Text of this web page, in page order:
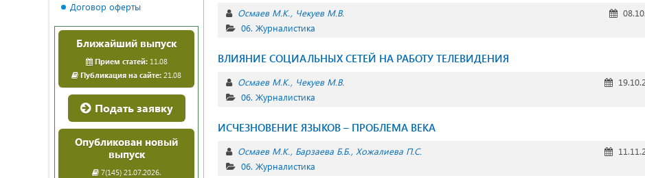
Осмаев М.К. Чекуев М.В.
06. Журналистика
ВЛИЯНИЕ СОЦИАЛЬНЫХ СЕТЕЙ НА РАБОТУ ТЕЛЕВИДЕНИЯ
Осмаев М.К. Чекуев М.В.
06. Журналистика
ИСЧЕЗНОВЕНИЕ ЯЗЫКОВ – ПРОБЛЕМА ВЕКА
Осмаев М.К. Барзаева Б.Б. Хожалиева П.С.
06. Журналистика
Договор оферты
Ближайший выпуск
Прием статей:11.08
Публикация на сайте: 21.08
Подать заявку
Опубликован новый
выпуск
7(145) 21.07.2026.